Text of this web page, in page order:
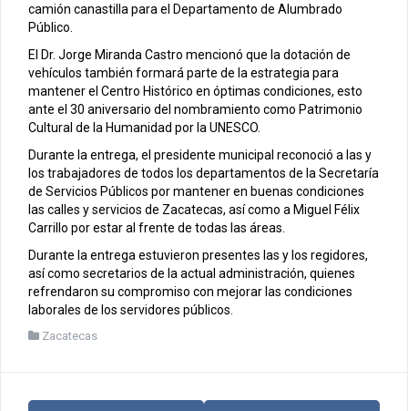
camión canastilla para el Departamento de Alumbrado
Público.
El Dr. Jorge Miranda Castro mencionó que la dotación de
vehículos también formará parte de la estrategia para
mantener el Centro Histórico en óptimas condiciones, esto
ante el 30 aniversario del nombramiento como Patrimonio
Cultural de la Humanidad por la UNESCO.
Durante la entrega, el presidente municipal reconoció a las y
los trabajadores de todos los departamentos de la Secretaría
de Servicios Públicos por mantener en buenas condiciones
las calles y servicios de Zacatecas, así como a Miguel Félix
Carrillo por estar al frente de todas las áreas.
Durante la entrega estuvieron presentes las y los regidores,
así como secretarios de la actual administración, quienes
refrendaron su compromiso con mejorar las condiciones
laborales de los servidores públicos.
Zacatecas